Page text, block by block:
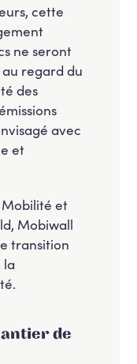
cette
ne seront
regard du
des
avec
et
Mobilité et
Mobiwall
transition
la
de